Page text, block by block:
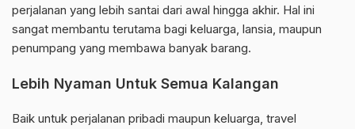
perjalanan yang lebih santai dari awal hingga akhir. Hal ini
sangat membantu terutama bagi keluarga, lansia, maupun
penumpang yang membawa banyak barang.
Lebih Nyaman Untuk Semua Kalangan
Baik untuk perjalanan pribadi maupun keluarga, travel